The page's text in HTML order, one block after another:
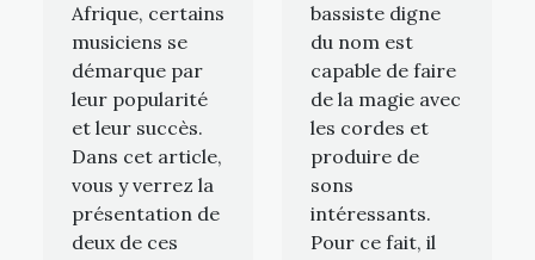
Afrique, certains
musiciens se
démarque par
leur popularité
et leur succès.
Dans cet article,
vous y verrez la
présentation de
deux de ces
bassiste digne
du nom est
capable de faire
de la magie avec
les cordes et
produire de
sons
intéressants.
Pour ce fait, il